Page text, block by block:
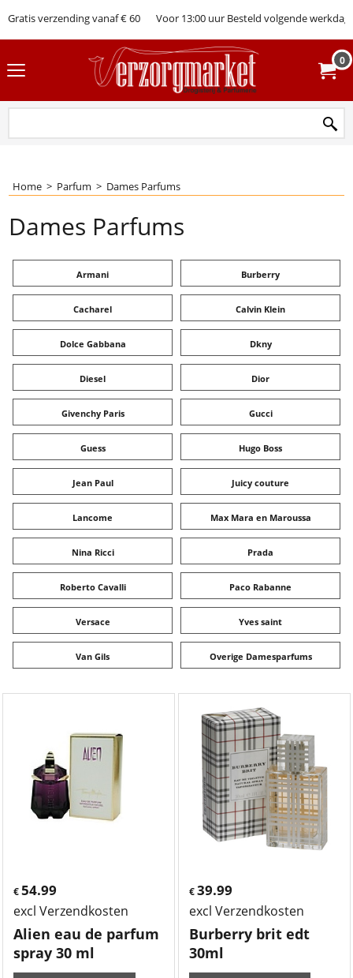
Gratis verzending vanaf € 60 Voor 13:00 uur Besteld volgende werkdag
0
Home > Parfum > Dames Parfums
Dames Parfums
Armani Burberry
Cacharel Calvin Klein
Dolce Gabbana Dkny
Diesel Dior
Givenchy Paris Gucci
Guess Hugo Boss
Jean Paul Juicy couture
Lancome Max Mara en Maroussa
Nina Ricci Prada
Roberto Cavalli Paco Rabanne
Versace Yves saint
Van Gils Overige Damesparfums
€ 54.99
excl Verzendkosten
Alien eau de parfum
spray 30 ml
€39.99
excl Verzendkosten
Burberry brit edt
30ml